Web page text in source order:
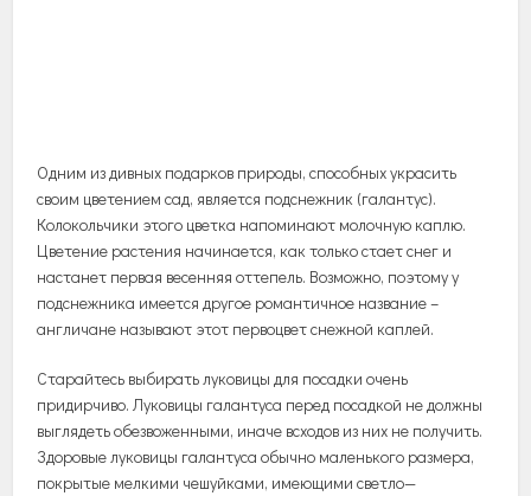
Одним издивных подарков природы,способныхукрасить
своим цветением сад, является подснежник (галантус).
Колокольчики этого цветка напоминают молочную каплю.
Цветение растения начинается, как толькостаетснег и
настанет первая весенняя оттепель. Возможно, поэтомуу
подснежника имеется другое романтичное название–
англичане называют этот первоцветснежной каплей.
Старайтесь выбиратьлуковицы для посадки очень
придирчиво.Луковицы галантуса перед посадкой недолжны
выглядетьобезвоженными, иначе всходов из них не получить.
Здоровыелуковицы галантуса обычно маленького размера,
покрытые мелкими чешуйками, имеющими светло—